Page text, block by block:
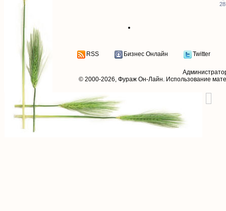
RSS Бизнес Онлайн Twitter
© 2000-2026, Фураж Он-Лайн. Использование